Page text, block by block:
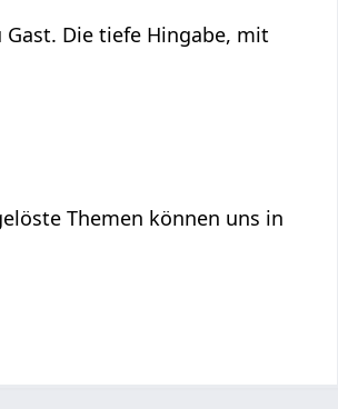
Die tiefe Hingabe, mit
Themen können uns in